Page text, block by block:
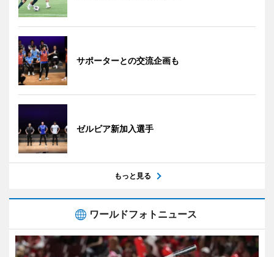
サポーターとの交流企画も
ゼルビア新加入選手
もっと見る
ワールドフォトニュース